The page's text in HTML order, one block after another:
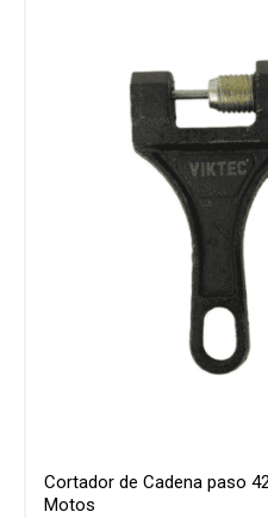
Cortador de Cadena paso
Motos